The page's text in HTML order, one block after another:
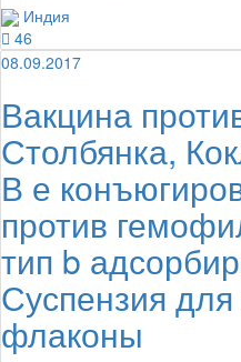
Индия
46
08.09.2017
Вакцина
Столбянка,
В е
против
тип b
Суспензия
флаконы